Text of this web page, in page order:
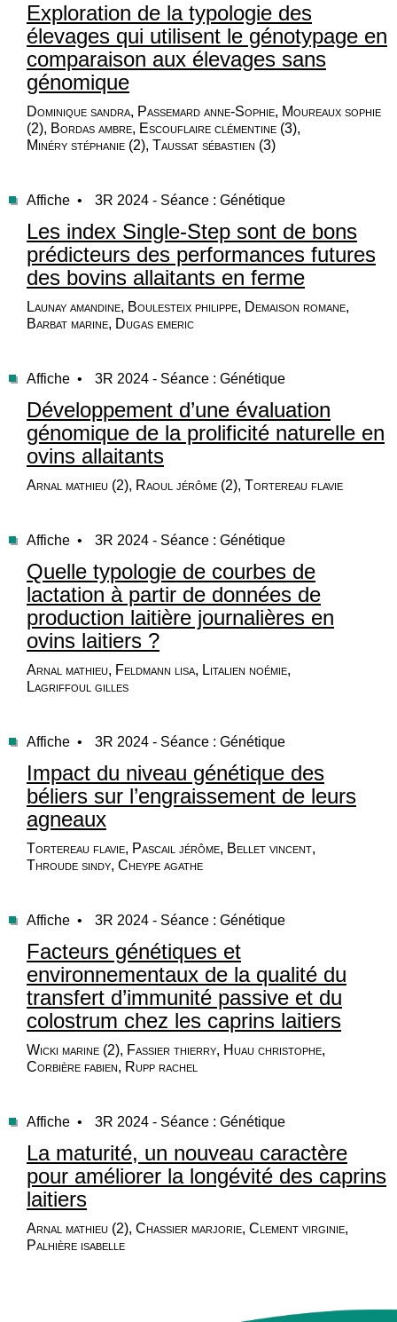
Exploration de la typologie des
élevages qui utilisent le génotypage en
comparaison aux élevages sans
génomique
Dominique sandra, Passemard anne-Sophie, Moureaux sophie
(2), Bordas ambre, Escouflaire clémentine (3),
Minéry stéphanie (2), Taussat sébastien (3)
Affiche • 3R 2024 - Séance : Génétique
Les index Single-Step sont de bons
prédicteurs des performances futures
des bovins allaitants en ferme
Launay amandine, Boulesteix philippe, Demaison romane,
Barbat marine, Dugas emeric
Affiche • 3R 2024 - Séance : Génétique
Développement d’une évaluation
génomique de la prolificité naturelle en
ovins allaitants
Arnal mathieu (2), Raoul jérôme (2), Tortereau flavie
Affiche • 3R 2024 - Séance : Génétique
Quelle typologie de courbes de
lactation à partir de données de
production laitière journalières en
ovins laitiers ?
Arnal mathieu, Feldmann lisa, Litalien noémie,
Lagriffoul gilles
Affiche • 3R 2024 - Séance : Génétique
Impact du niveau génétique des
béliers sur l’engraissement de leurs
agneaux
Tortereau flavie, Pascail jérôme, Bellet vincent,
Throude sindy, Cheype agathe
Affiche • 3R 2024 - Séance : Génétique
Facteurs génétiques et
environnementaux de la qualité du
transfert d’immunité passive et du
colostrum chez les caprins laitiers
Wicki marine (2), Fassier thierry, Huau christophe,
Corbière fabien, Rupp rachel
Affiche • 3R 2024 - Séance : Génétique
La maturité, un nouveau caractère
pour améliorer la longévité des caprins
laitiers
Arnal mathieu (2), Chassier marjorie, Clement virginie,
Palhière isabelle